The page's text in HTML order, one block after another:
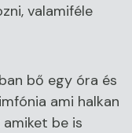
valamiféle
bő egy óra és
ami halkan
be is